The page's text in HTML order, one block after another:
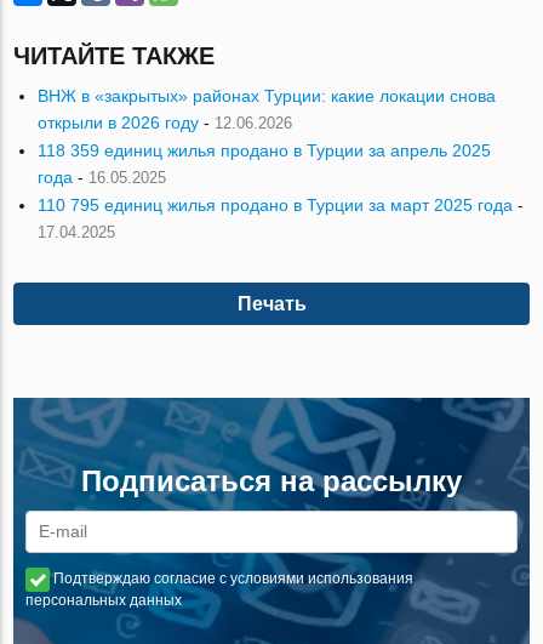
ЧИТАЙТЕ ТАКЖЕ
ВНЖ в «закрытых» районах Турции: какие локации снова
открыли в 2026 году - 12.06.2026
118 359 единиц жилья продано в Турции за апрель 2025
года - 16.05.2025
110 795 единиц жилья продано в Турции за март 2025 года -
17.04.2025
Печать
Подписаться на рассылку
Подтверждаю согласие с условиями использования
персональных данных